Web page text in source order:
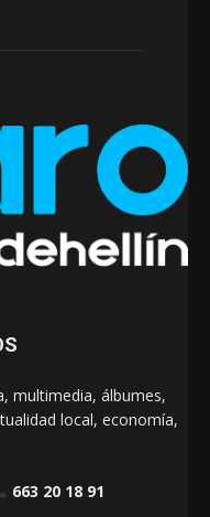
multimedia, álbumes,
local, economía,
663 20 18 91